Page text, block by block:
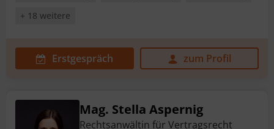
+ 18 weitere
Erstgespräch zum Profil
Mag. Stella Aspernig
Rechtsanwältin für Vertragsrecht